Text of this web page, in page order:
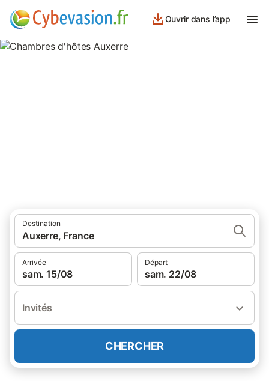
Ouvrir dans l’app
Destination
Auxerre, France
Arrivée
sam. 15/08
Départ
sam. 22/08
Invités
CHERCHER